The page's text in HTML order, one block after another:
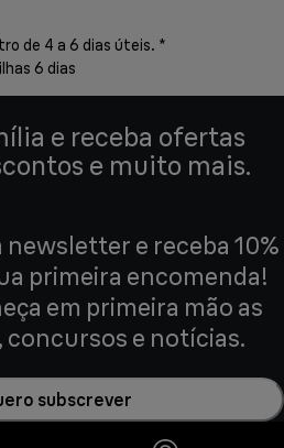
de 4 a 6 dias úteis. *
ilhas 6 dias
e receba ofertas
e muito mais.
newsletter e receba 10%
primeira encomenda!
em primeira mão as
concursos e notícias.
subscrever